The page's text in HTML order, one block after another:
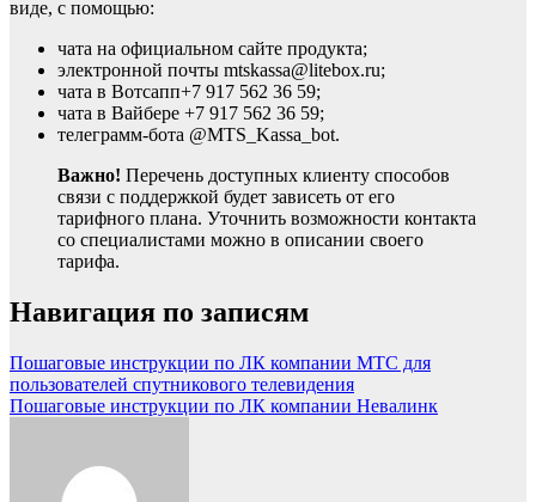
виде, с помощью:
чата на официальном сайте продукта;
электронной почты mtskassa@litebox.ru;
чата в Вотсапп+7 917 562 36 59;
чата в Вайбере +7 917 562 36 59;
телеграмм-бота @MTS_Kassa_bot.
Важно! Перечень доступных клиенту способов
связи с поддержкой будет зависеть от его
тарифного плана. Уточнить возможности контакта
со специалистами можно в описании своего
тарифа.
Навигация по записям
Пошаговые инструкции по ЛК компании МТС для
пользователей спутникового телевидения
Пошаговые инструкции по ЛК компании Невалинк